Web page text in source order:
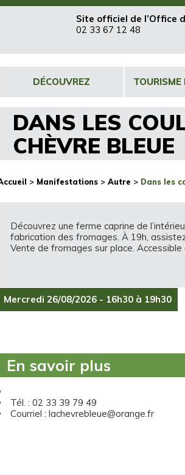
Site officiel de l’Office
02 33 67 12 48
DÉCOUVREZ TOURISME
DANS LES
CHÈVRE BLEUE
> Manifestations > Autre > Dans les
Découvrez une ferme caprine de
fabrication des fromages. À 19h,
Vente de fromages sur place.
Mercredi 26/08/2026 - 16h30 à 19h30
En savoir plus
Tél. : 02 33 39 79 49
Courriel : lachevrebleue@orange.fr